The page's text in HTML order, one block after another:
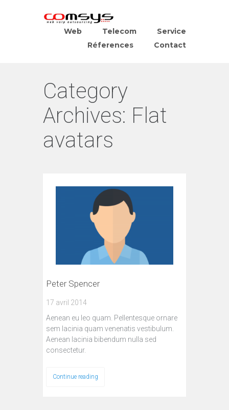
Web Telecom
Service
Réferences
Contact
Category
Archives: Flat
avatars
Peter Spencer
17 avril 2014
Aenean eu leo quam. Pellentesque ornare
sem lacinia quam venenatis vestibulum.
Aenean lacinia bibendum nulla sed
consectetur.
Continue reading